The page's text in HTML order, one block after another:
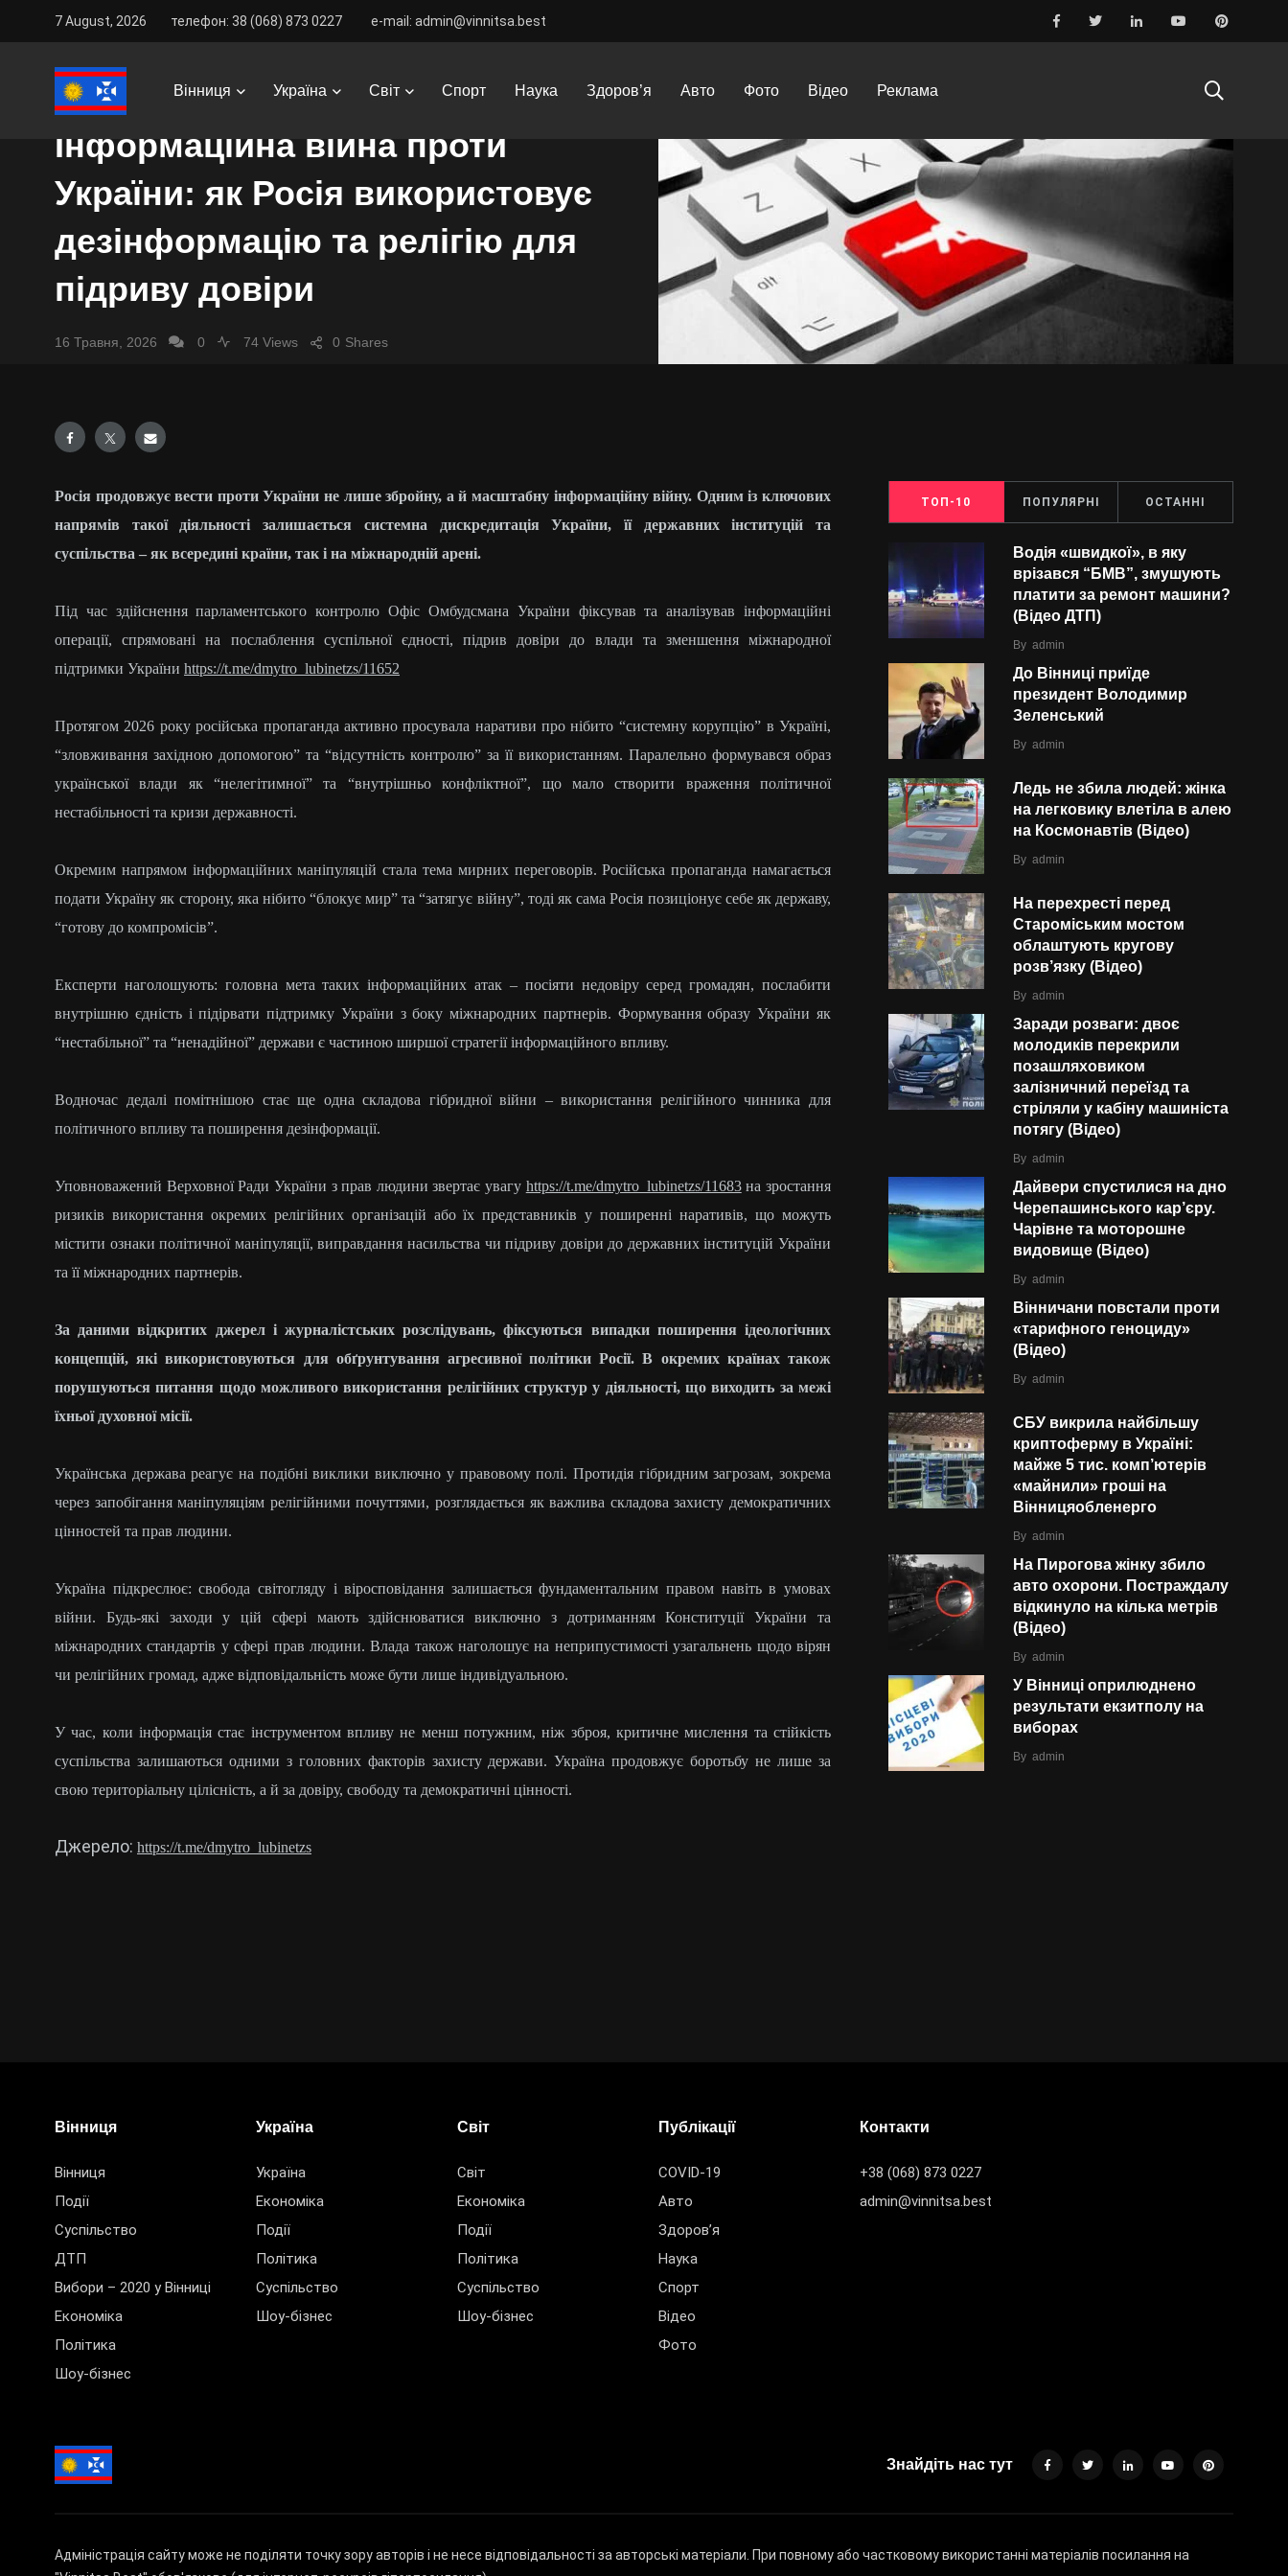
7 August, 2026 телефон: 38 (068) 873 0227 e-mail: admin@vinnitsa.best
Вінниця Україна Світ Спорт Наука Здоров’я Авто Фото Відео Реклама
Vinnitsa Best News / Україна / Суспільство / Інформаційна війна проти України: як Росія використовує дезінформацію та релігію для підриву довіри
СУСПІЛЬСТВО
Інформаційна війна проти
України: як Росія використовує
дезінформацію та релігію для
підриву довіри
16 Травня, 2026 0 74 Views Shares
0
Росія продовжує вести проти України не лише збройну, а й масштабну інформаційну війну. Одним із ключових
напрямів такої діяльності залишається системна дискредитація України, її державних інституцій та
суспільства – як всередині країни, так і на міжнародній арені.
Під час здійснення парламентського контролю Офіс Омбудсмана України фіксував та аналізував інформаційні
операції, спрямовані на послаблення суспільної єдності, підрив довіри до влади та зменшення міжнародної
підтримки України https://t.me/dmytro_lubinetzs/11652
Протягом 2026 року російська пропаганда активно просувала наративи про нібито “системну корупцію” в Україні,
“зловживання західною допомогою” та “відсутність контролю” за її використанням. Паралельно формувався образ
української влади як “нелегітимної” та “внутрішньо конфліктної”, що мало створити враження політичної
нестабільності та кризи державності.
Окремим напрямом інформаційних маніпуляцій стала тема мирних переговорів. Російська пропаганда намагається
подати Україну як сторону, яка нібито “блокує мир” та “затягує війну”, тоді як сама Росія позиціонує себе як державу,
“готову до компромісів”.
Експерти наголошують: головна мета таких інформаційних атак – посіяти недовіру серед громадян, послабити
внутрішню єдність і підірвати підтримку України з боку міжнародних партнерів. Формування образу України як
“нестабільної” та “ненадійної” держави є частиною ширшої стратегії інформаційного впливу.
Водночас дедалі помітнішою стає ще одна складова гібридної війни – використання релігійного чинника для
політичного впливу та поширення дезінформації.
Уповноважений Верховної Ради України з прав людини звертає увагу https://t.me/dmytro_lubinetzs/11683на зростання
ризиків використання окремих релігійних організацій або їх представників у поширенні наративів, що можуть
містити ознаки політичної маніпуляції, виправдання насильства чи підриву довіри до державних інституцій України
та її міжнародних партнерів.
За даними відкритих джерел і журналістських розслідувань, фіксуються випадки поширення ідеологічних
концепцій, які використовуються для обґрунтування агресивної політики Росії. В окремих країнах також
порушуються питання щодо можливого використання релігійних структур у діяльності, що виходить за межі
їхньої духовної місії.
Українська держава реагує на подібні виклики виключно у правовому полі. Протидія гібридним загрозам, зокрема
через запобігання маніпуляціям релігійними почуттями, розглядається як важлива складова захисту демократичних
цінностей та прав людини.
Україна підкреслює: свобода світогляду і віросповідання залишається фундаментальним правом навіть в умовах
війни. Будь-які заходи у цій сфері мають здійснюватися виключно з дотриманням Конституції України та
міжнародних стандартів у сфері прав людини. Влада також наголошує на неприпустимості узагальнень щодо вірян
чи релігійних громад, адже відповідальність може бути лише індивідуальною.
У час, коли інформація стає інструментом впливу не менш потужним, ніж зброя, критичне мислення та стійкість
суспільства залишаються одними з головних факторів захисту держави. Україна продовжує боротьбу не лише за
свою територіальну цілісність, а й за довіру, свободу та демократичні цінності.
Джерело: https://t.me/dmytro_lubinetzs
ТОП-10 ПОПУЛЯРНІ ОСТАННІ
Водія «швидкої», в яку
врізався “БMВ”, змушують
платити за ремонт машини?
(Відео ДТП)
By admin
До Вінниці приїде
президент Володимир
Зеленський
By admin
Ледь не збила людей: жінка
на легковику влетіла в алею
на Космонавтів (Відео)
By admin
На перехресті перед
Староміським мостом
облаштують кругову
розв’язку (Відео)
By admin
Заради розваги: двоє
молодиків перекрили
позашляховиком
залізничний переїзд та
стріляли у кабіну машиніста
потягу (Відео)
By admin
Дайвери спустилися на дно
Черепашинського кар’єру.
Чарівне та моторошне
видовище (Відео)
By admin
Вінничани повстали проти
«тарифного геноциду»
(Відео)
By admin
СБУ викрила найбільшу
криптоферму в Україні:
майже 5 тис. комп’ютерів
«майнили» гроші на
Вінницяобленерго
By admin
На Пирогова жінку збило
авто охорони. Постраждалу
відкинуло на кілька метрів
(Відео)
By admin
У Вінниці оприлюднено
результати екзитполу на
виборах
By admin
Вінниця
Вінниця
Події
Суспільство
ДТП
Вибори – 2020 у Вінниці
Економіка
Політика
Шоу-бізнес
Україна
Україна
Економіка
Події
Політика
Суспільство
Шоу-бізнес
Світ
Світ
Економіка
Події
Політика
Суспільство
Шоу-бізнес
Публікації
COVID-19
Авто
Здоров’я
Наука
Спорт
Відео
Фото
Контакти
+38 (068) 873 0227
admin@vinnitsa.best
Знайдіть нас тут
Адміністрація сайту може не поділяти точку зору авторів і не несе відповідальності за авторські матеріали. При повному або частковому використанні матеріалів посилання на